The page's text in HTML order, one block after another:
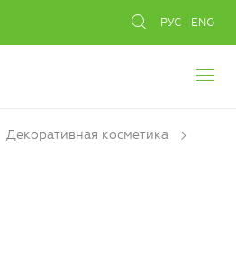
РУС ENG
Декоративная косметика